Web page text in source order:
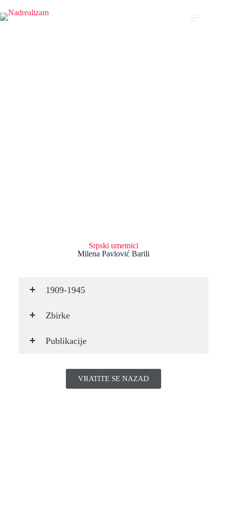
Milena Pavlović Barili
Srpski umetnici
1909-1945
Zbirke
Publikacije
VRATITE SE NAZAD